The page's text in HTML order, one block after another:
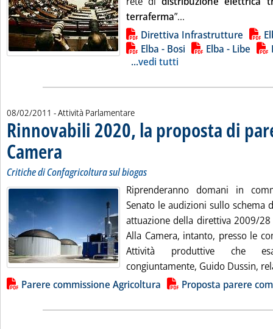
terraferma”...
Lista allegati PDF alla notiziaDirettiva Infrastrutture
Elba - Bosi
Elba - Libe
...vedi tutti
08/02/2011 - Attività Parlamentare
Rinnovabili 2020, la proposta di
Camera . Sottotitolo: Critiche di Confagricoltura sul biogas
. Pubblicata martedì 08 febbraio 2011 alle 12.38.
Critiche di Confagricoltura sul biogas
Riprenderanno domani in
Senato le audizioni sullo schema
attuazione della direttiva 2009/
Alla Camera, intanto, presso le
Attività produttive che
congiuntamente, Guido Dussin,
Lista allegati PDF alla notizia
Parere commissione Agricoltura Proposta parere